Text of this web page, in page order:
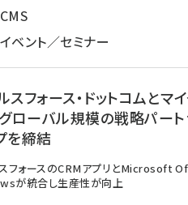
CMS
イベント／セミナー
スフォース・ドットコムとマ
グローバル規模の戦略パー
を締結
フォースのCRMアプリとMicrosoft
が統合し生産性が向上